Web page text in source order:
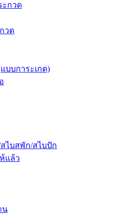
ะกวด
วด
บบการะเกด)
ไบสพัก/สไบปัก
แล้ว
น